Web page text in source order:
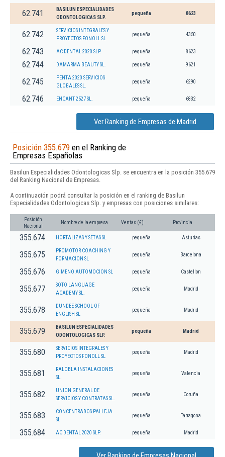
62.741
BASILUN ESPECIALIDADES
ODONTOLOGICAS SLP.
pequeña 8623
62.742
SERVICIOS INTEGRALES Y
PROYECTOS FONOLL SL
pequeña 4350
62.743 AC DENTAL 2020 SLP. pequeña 8623
62.744 DAMARMA BEAUTY SL. pequeña 9621
62.745
PENTA 2020 SERVICIOS
GLOBALES SL.
pequeña 6290
62.746 ENCANT 2527 SL. pequeña 6832
Ver Ranking de Empresas de Madrid
Posición 355.679 en el Ranking de
Empresas Españolas
Basilun Especialidades Odontologicas Slp. se encuentra en la posición 355.679
del Ranking Nacional de Empresas.
A continuación podrá consultar la posición en el ranking de Basilun
Especialidades Odontologicas Slp. y empresas con posiciones similares:
Posición
Nacional
Nombre de la empresa Ventas (€) Provincia
355.674 HORTALIZAS Y SETAS SL pequeña Asturias
355.675
PROMOTOR COACHING Y
FORMACION SL
pequeña Barcelona
355.676 GIMENO AUTOMOCION SL pequeña Castellon
355.677
SOTO LANGUAGE
ACADEMY SL.
pequeña Madrid
355.678
DUNDEE SCHOOL OF
ENGLISH SL
pequeña Madrid
355.679
BASILUN ESPECIALIDADES
ODONTOLOGICAS SLP.
pequeña Madrid
355.680
SERVICIOS INTEGRALES Y
PROYECTOS FONOLL SL
pequeña Madrid
355.681
RALOBLA INSTALACIONES
SL.
pequeña Valencia
355.682
UNION GENERAL DE
SERVICIOS Y CONTRATAS SL.
pequeña Coruña
355.683
CONCENTRADOS PALLEJA
SL
pequeña Tarragona
355.684 AC DENTAL 2020 SLP. pequeña Madrid